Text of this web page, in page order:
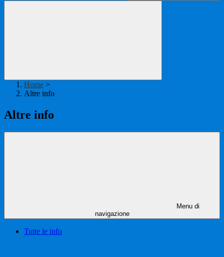
Home >
Altre info
Altre info
Menu di
navigazione
Tutte le info